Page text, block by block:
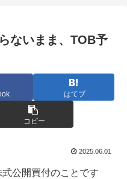
ないまま、TOB予
はてブ
コピー
2025.06.01
公開買付のことです